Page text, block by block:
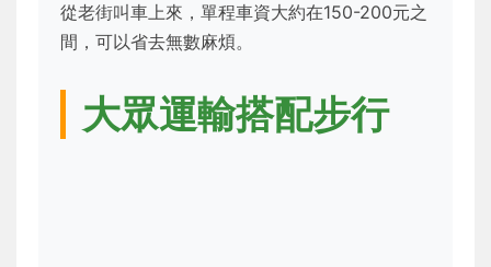
從老街叫車上來，單程車資大約在150-200元之
間，可以省去無數麻煩。
大眾運輸搭配步行